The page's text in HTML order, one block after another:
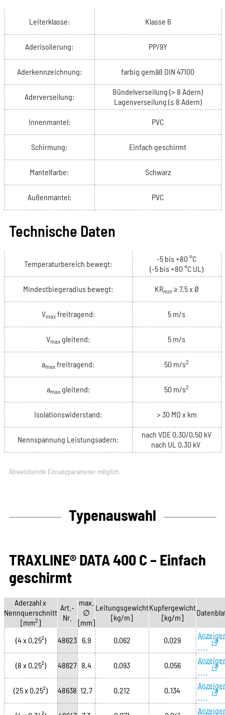
Leiterklasse: Klasse 6
Aderisolierung: PP/9Y
Aderkennzeichnung: farbig gemäß DIN 47100
Aderverseilung:
Bündelverseilung (> 8 Adern)
Lagenverseilung (≤ 8 Adern)
Innenmantel: PVC
Schirmung: Einfach geschirmt
Mantelfarbe: Schwarz
Außenmantel: PVC
Technische Daten
Temperaturbereich bewegt:
-5 bis +80 °C
(-5 bis +80 °C UL)
Mindestbiegeradius bewegt: KRmin ≥ 7,5 x Ø
Vmaxfreitragend: 5 m/s
Vmax gleitend: 5 m/s
amax freitragend: 50 m/s2
amaxgleitend: 50 m/s2
Isolationswiderstand: > 30 MΩ x km
Nennspannung Leistungsadern:
nach VDE 0,30/0,50 kV
nach UL 0,30 kV
Abweichende Einsatzparameter möglich.
Typenauswahl
TRAXLINE® DATA 400 C – Einfach
geschirmt
Aderzahl x
Nennquerschnitt
[mm2 ]
Art.-
Nr.
max.
∅
[mm]
Leitungsgewicht
[kg/m]
Kupfergewicht
[kg/m]
(4 x 0,25²) 48623 6,9 0,062 0,029
(8 x 0,25²) 48627 8,4 0,093 0,056
(25 x 0,25²) 48638 12,7 0,212 0,134